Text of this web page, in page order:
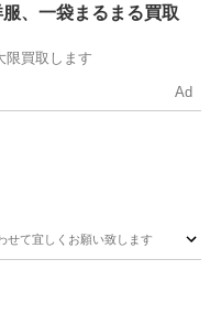
ケット
服、一袋まるまる買取
限買取します
Ad
せて宜しくお願い致します